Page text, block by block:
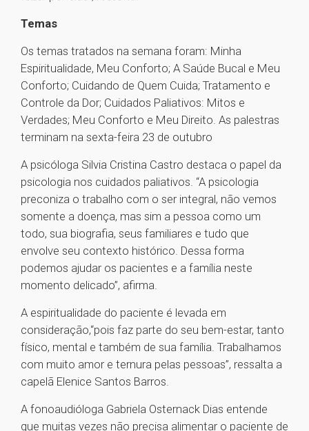
Temas
Os temas tratados na semana foram: Minha
Espiritualidade, Meu Conforto; A Saúde Bucal e Meu
Conforto; Cuidando de Quem Cuida; Tratamento e
Controle da Dor; Cuidados Paliativos: Mitos e
Verdades; Meu Conforto e Meu Direito. As palestras
terminam na sexta-feira 23 de outubro
A psicóloga Silvia Cristina Castro destaca o papel da
psicologia nos cuidados paliativos. “A psicologia
preconiza o trabalho com o ser integral, não vemos
somente a doença, mas sim a pessoa como um
todo, sua biografia, seus familiares e tudo que
envolve seu contexto histórico. Dessa forma
podemos ajudar os pacientes e a família neste
momento delicado”, afirma.
A espiritualidade do paciente é levada em
consideração,“pois faz parte do seu bem-estar, tanto
físico, mental e também de sua família. Trabalhamos
com muito amor e ternura pelas pessoas”, ressalta a
capelã Elenice Santos Barros.
A fonoaudióloga Gabriela Osternack Dias entende
que muitas vezes não precisa alimentar o paciente de